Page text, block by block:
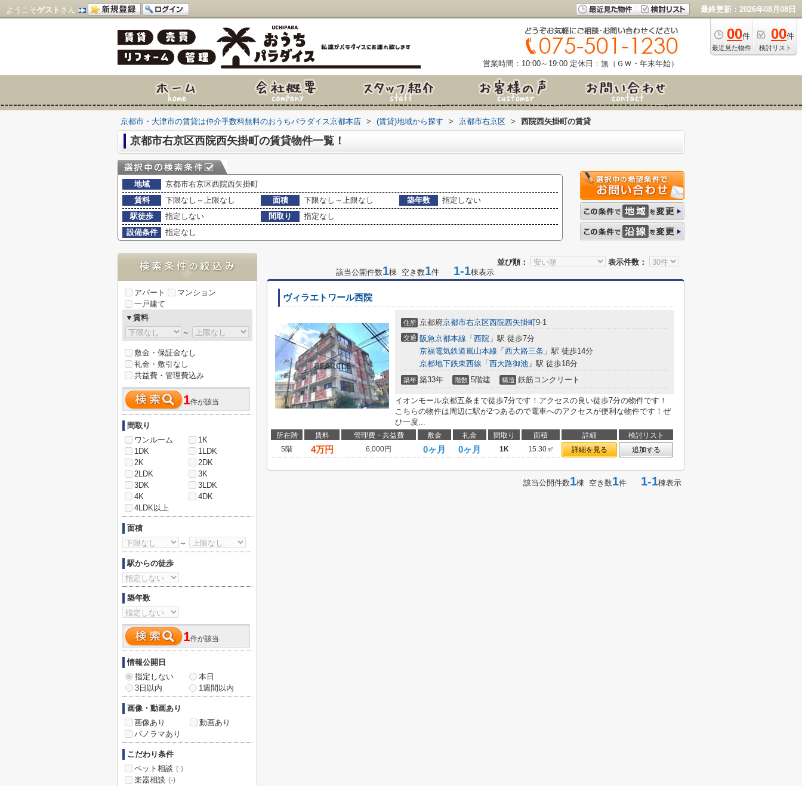
ようこそゲスト さん 最終更新：2026年08月08日
00件
最近見た物件
00件
検討リスト
営業時間：10:00～19:00 定休日：無（ＧＷ・年末年始）
京都市・大津市の賃貸は仲介手数料無料のおうちパラダイス京都本店 > (賃貸)地域から探す > 京都市右京区 > 西院西矢掛町の賃貸
京都市右京区西院西矢掛町の賃貸物件一覧！
地域
京都市右京区西院西矢掛町
賃料
下限なし～上限なし 面積 下限なし～上限なし 築年数
指定しない
駅徒歩
指定しない 間取り
指定なし
設備条件
指定なし
並び順：
表示件数：
該当公開件数1棟 空き数1件 1-1棟表示
ヴィラエトワール西院
住所 京都府京都市右京区西院西矢掛町9-1
交通 阪急京都本線 「 西院 」駅 徒歩7分
京福電気鉄道嵐山本線 「 西大路三条 」駅 徒歩14分
京都地下鉄東西線 「 西大路御池 」駅 徒歩18分
築年 築33年 階数 5階建 構造 鉄筋コンクリート
イオンモール京都五条まで徒歩7分です！アクセスの良い徒歩7分の物件です！
こちらの物件は周辺に駅が2つあるので電車へのアクセスが便利な物件です！ぜ
ひ一度...
所在階 賃料 管理費・共益費 敷金 礼金 間取り 面積 詳細
検討リスト
5階
4万円 6,000円 0ヶ月 0ヶ月 1K 15.30㎡ 詳細を見る 追加する
該当公開件数1棟 空き数1件 1-1棟表示
アパート
マンション
一戸建て
▼賃料
～
敷金・保証金なし
礼金・敷引なし
共益費・管理費込み
1件が該当
間取り
ワンルーム
1K
1DK
1LDK
2K
2DK
2LDK
3K
3DK
3LDK
4K
4DK
4LDK以上
面積
～
駅からの徒歩
築年数
1件が該当
情報公開日
指定しない
本日
3日以内
1週間以内
画像・動画あり
画像あり
動画あり
パノラマあり
こだわり条件
ペット相談 (-)
楽器相談 (-)